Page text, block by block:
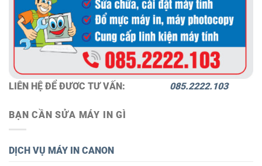
LIÊN HỆ ĐỂ ĐƯƠC TƯ VẤN: 085.2222.103
BẠN CẦN SỬA MÁY IN GÌ
DỊCH VỤ MÁY IN CANON